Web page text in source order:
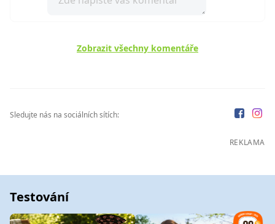
Zobrazit všechny komentáře
Sledujte nás na sociálních sítích:
REKLAMA
Testování